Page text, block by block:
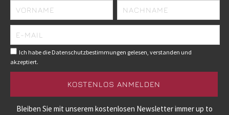
Ich habe die Datenschutzbestimmungen gelesen, verstanden und
akzeptiert.
Bleiben Sie mit unserem kostenlosen Newsletter immer up to